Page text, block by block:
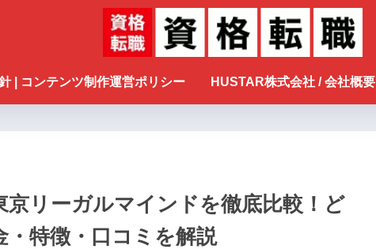
| コンテンツ制作運営ポリシー HUSTAR株式会社 / 会社概要
リーガルマインドを徹底比較！ど
特徴・口コミを解説